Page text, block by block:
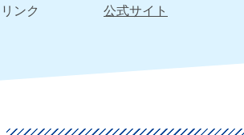
リンク
公式サイト